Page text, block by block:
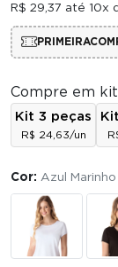
R$ 29,37 até 10x
Compre em
Kit 3 peças
R$ 24,63/un
Cor: Azul Marinho